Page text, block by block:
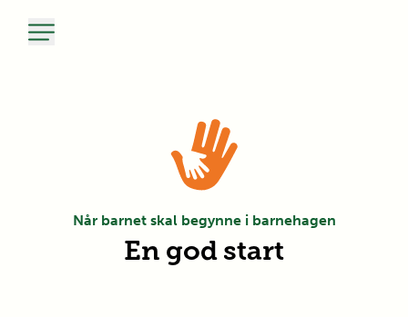
Når barnet skal begynne i barnehagen
En god start